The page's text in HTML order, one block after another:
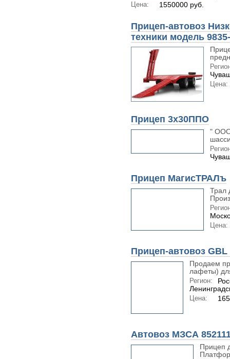
Цена: 1550000 руб.
Прицеп-автовоз
техники модель
Цена:
Прицеп 3x30ППО
" ООО
Прицеп МагисТРАЛъ
Трал
Цена:
Прицеп-автовоз GBL
Продаем
лафеты)
Регион:
Цена:
Автовоз МЗСА
Прицеп